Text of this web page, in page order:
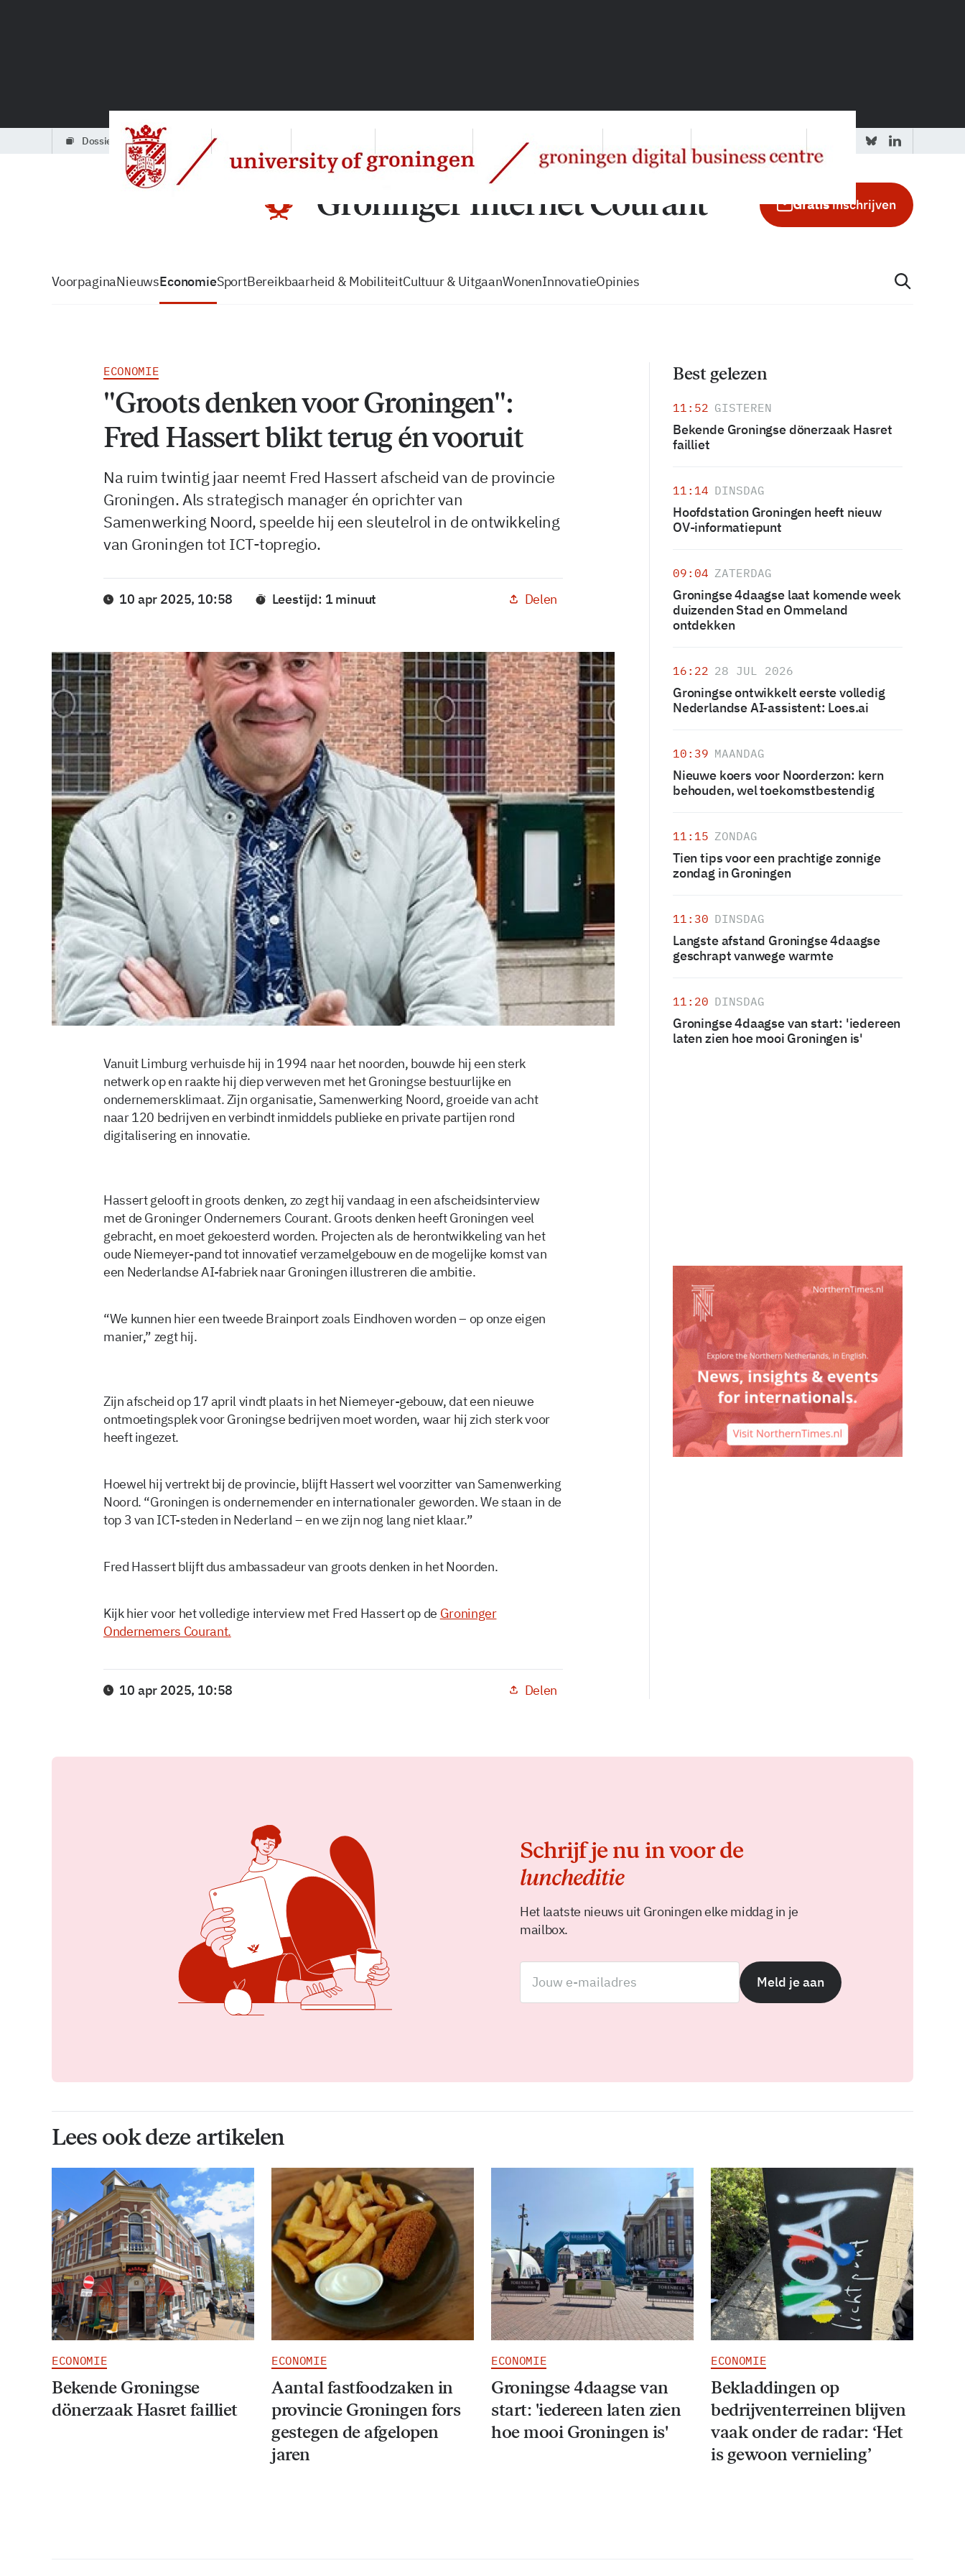
dossiers
Gratisinschrijven
VoorpaginaNieuwsEconomieSportBereikbaarheid & MobiliteitCultuur & UitgaanWonenInnovatieOpinies
ECONOMIE
"Groots denken voor Groningen":
Fred Hassert blikt terug én vooruit
Na ruim twintig jaar neemt Fred Hassert afscheid van de provincie
Groningen. Als strategisch manager én oprichter van
Samenwerking Noord, speelde hij een sleutelrol in de ontwikkeling
van Groningen tot ICT-topregio.
10 apr 2025, 10:58 Leestijd: 1 minuut Delen
Vanuit Limburg verhuisde hij in 1994 naar het noorden, bouwde hij een sterk
netwerk op en raakte hij diep verweven met het Groningse bestuurlijke en
ondernemersklimaat. Zijn organisatie, Samenwerking Noord, groeide van acht
naar 120 bedrijven en verbindt inmiddels publieke en private partijen rond
digitalisering en innovatie.
Hassert gelooft in groots denken, zo zegt hij vandaag in een afscheidsinterview
met de Groninger Ondernemers Courant. Groots denken heeft Groningen veel
gebracht, en moet gekoesterd worden. Projecten als de herontwikkeling van het
oude Niemeyer-pand tot innovatief verzamelgebouw en de mogelijke komst van
een Nederlandse AI-fabriek naar Groningen illustreren die ambitie.
“We kunnen hier een tweede Brainport zoals Eindhoven worden – op onze eigen
manier,” zegt hij.
Zijn afscheid op 17 april vindt plaats in het Niemeyer-gebouw, dat een nieuwe
ontmoetingsplek voor Groningse bedrijven moet worden, waar hij zich sterk voor
heeft ingezet.
Hoewel hij vertrekt bij de provincie, blijft Hassert wel voorzitter van Samenwerking
Noord. “Groningen is ondernemender en internationaler geworden. We staan in de
top 3 van ICT-steden in Nederland – en we zijn nog lang niet klaar.”
Fred Hassert blijft dus ambassadeur van groots denken in het Noorden.
Kijk hier voor het volledige interview met Fred Hassert op de Groninger
Ondernemers Courant.
10 apr 2025, 10:58 Delen
Best gelezen
11:52 GISTEREN
Bekende Groningse dönerzaak Hasret
failliet
11:14 DINSDAG
Hoofdstation Groningen heeft nieuw
OV-informatiepunt
09:04 ZATERDAG
Groningse 4daagse laat komende week
duizenden Stad en Ommeland
ontdekken
16:22 28 JUL 2026
Groningse ontwikkelt eerste volledig
Nederlandse AI-assistent: Loes.ai
10:39 MAANDAG
Nieuwe koers voor Noorderzon: kern
behouden, wel toekomstbestendig
11:15 ZONDAG
Tien tips voor een prachtige zonnige
zondag in Groningen
11:30 DINSDAG
Langste afstand Groningse 4daagse
geschrapt vanwege warmte
11:20 DINSDAG
Groningse 4daagse van start: 'iedereen
laten zien hoe mooi Groningen is'
Schrijf je nu in voor de
luncheditie
Het laatste nieuws uit Groningen elke middag in je
mailbox.
Meld je aan
Lees ook deze artikelen
ECONOMIE
Bekende Groningse
dönerzaak Hasret failliet
ECONOMIE
Aantal fastfoodzaken in
provincie Groningen fors
gestegen de afgelopen
jaren
ECONOMIE
Groningse 4daagse van
start: 'iedereen laten zien
hoe mooi Groningen is'
ECONOMIE
Bekladdingen op
bedrijventerreinen blijven
vaak onder de radar: ‘Het
is gewoon vernieling’